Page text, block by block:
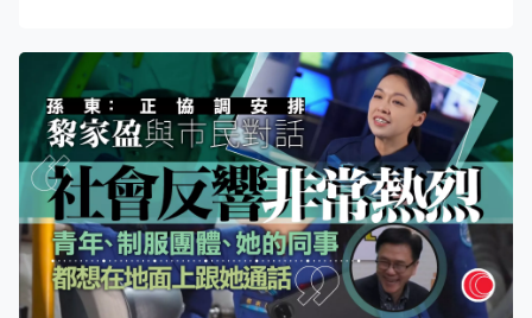
收金屬躉船突然起火，面積大約15米乘5米，濃煙一度飄
向附近區域。消防處提醒市民，如受到隨風飄散的煙霧和
異味影響，關閉門窗及保持鎮定，火警在上午八時許救
熄。